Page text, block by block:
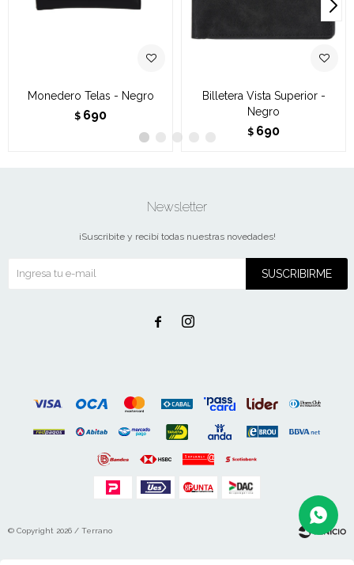
Monedero Telas - Negro
$ 690
Billetera Vista Superior -
Negro
$ 690
Newsletter
¡Suscribite y recibí todas nuestras novedades!
SUSCRIBIRME
 
© Copyright 2026 / Terrano